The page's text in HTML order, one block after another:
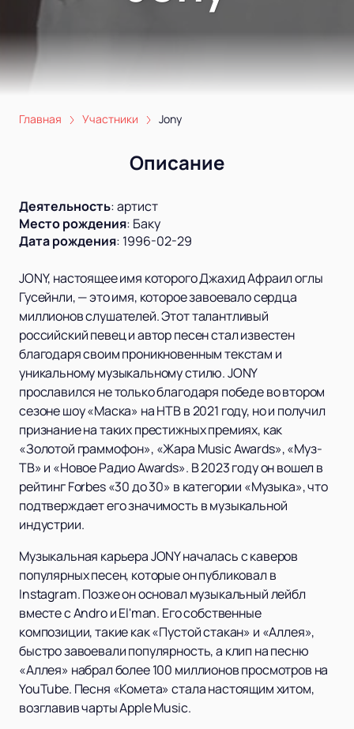
Главная Участники Jony
Описание
Деятельность:артист
Место рождения: Баку
Дата рождения: 1996-02-29
JONY, настоящее имя которого Джахид Афраил оглы
Гусейнли, — это имя, которое завоевало сердца
миллионов слушателей. Этот талантливый
российский певец и автор песен стал известен
благодаря своим проникновенным текстам и
уникальному музыкальному стилю. JONY
прославился не только благодаря победе во втором
сезоне шоу «Маска» на НТВ в 2021 году, но и получил
признание на таких престижных премиях, как
«Золотой граммофон», «Жара Music Awards», «Муз-
ТВ» и «Новое Радио Awards». В 2023 году он вошел в
рейтинг Forbes «30 до 30» в категории «Музыка», что
подтверждает его значимость в музыкальной
индустрии.
Музыкальная карьера JONY началась с каверов
популярных песен, которые он публиковал в
Instagram. Позже он основал музыкальный лейбл
вместе с Andro и El'man. Его собственные
композиции, такие как «Пустой стакан» и «Аллея»,
быстро завоевали популярность, а клип на песню
«Аллея» набрал более 100 миллионов просмотров на
YouTube. Песня «Комета» стала настоящим хитом,
возглавив чарты Apple Music.